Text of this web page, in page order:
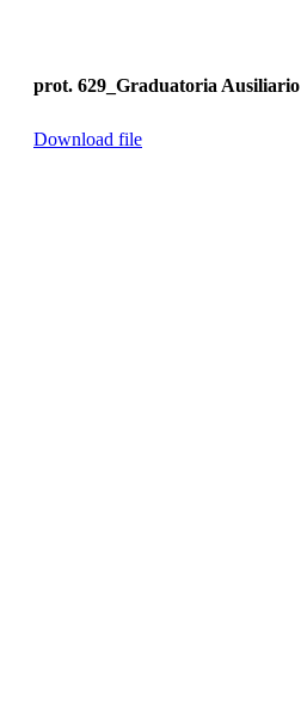
prot. 629_Graduatoria Ausiliario
Download file